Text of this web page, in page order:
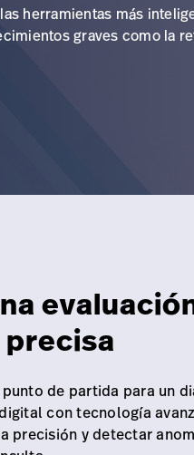
herramientas más
graves como la
de partida para un
con tecnología
precisión y detectar